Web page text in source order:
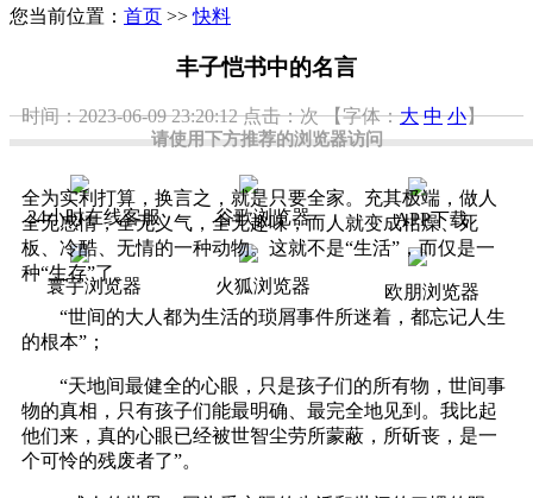
请使用下方推荐的浏览器访问
24小时在线客服 谷歌浏览器 APP下载
寰宇浏览器 火狐浏览器 欧朋浏览器
您当前位置： 首页 >>快料
丰子恺书中的名言
时间：2023-06-09 23:20:12点击：次 【字体：大 中 小】
全为实利打算，换言之，就是只要全家。充其极端，做人
全无感情，全无义气，全无趣味，而人就变成枯燥、死
板、冷酷、无情的一种动物。这就不是“生活”，而仅是一
种“生存”了。
“世间的大人都为生活的琐屑事件所迷着，都忘记人生
的根本”；
“天地间最健全的心眼，只是孩子们的所有物，世间事
物的真相，只有孩子们能最明确、最完全地见到。我比起
他们来，真的心眼已经被世智尘劳所蒙蔽，所斫丧，是一
个可怜的残废者了”。